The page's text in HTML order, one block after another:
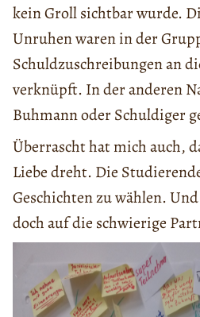
kein Groll sichtbar wurde.
Unruhen waren in der
Schuldzuschreibungen an
verknüpft. In der anderen
Buhmann oder Schuldiger
Überrascht hat mich auch,
Liebe dreht. Die
Geschichten zu wählen.
doch auf die schwierige